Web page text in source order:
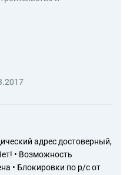
адрес достоверный,
• Возможность
• Блокировки по р/с от